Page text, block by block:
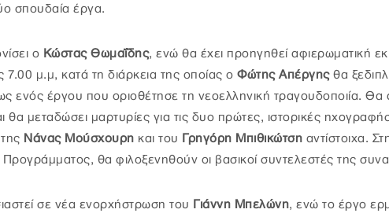
σπουδαία έργα.
ο Κώστας Θωμαΐδης, ενώ θα έχει προηγηθεί αφιερωματική
7.00 μ.μ, κατά τη διάρκεια της οποίας ο Φώτης Απέργηςθα
ενός έργου που οριοθέτησε τη νεοελληνική τραγουδοποιία. Θα
θα μεταδώσει μαρτυρίες για τις δυο πρώτες, ιστορικές
Νάνας Μούσχουρη και του Γρηγόρη Μπιθικώτση αντίστοιχα.
θα φιλοξενηθούν οι βασικοί συντελεστές της
σε νέα ενορχήστρωση του Γιάννη Μπελώνη, ενώ το έργο